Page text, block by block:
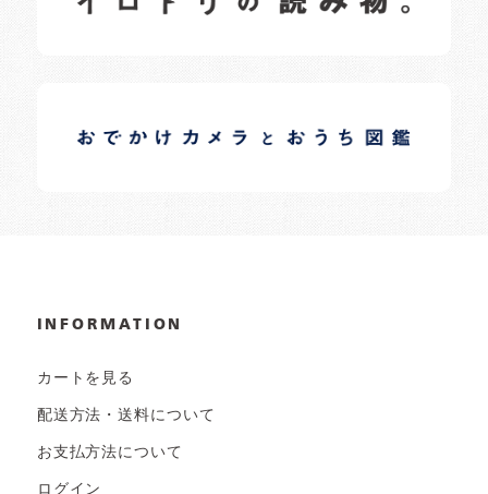
日常の様子など随時更新中です。
INFORMATION
カートを見る
配送方法・送料について
お支払方法について
ログイン